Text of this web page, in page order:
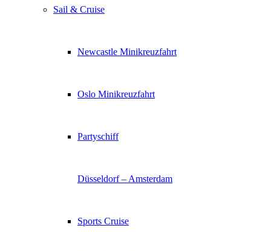
Sail & Cruise
Newcastle Minikreuzfahrt
Oslo Minikreuzfahrt
Partyschiff
Düsseldorf – Amsterdam
Sports Cruise